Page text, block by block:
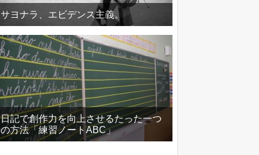
サヨナラ、エビデンス主義。
日記で創作力を向上させるたった一つ
の方法「練習ノートABC」